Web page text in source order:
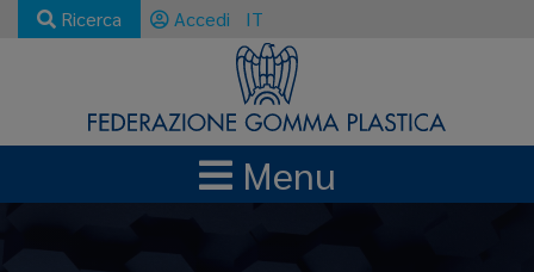
Ricerca Accedi IT
Menu